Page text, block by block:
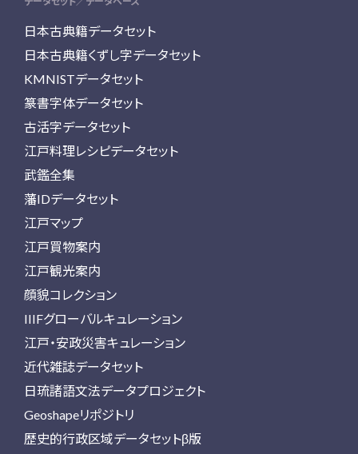
日本古典籍データセット
日本古典籍くずし字データセット
KMNISTデータセット
篆書字体データセット
古活字データセット
江戸料理レシピデータセット
武鑑全集
藩IDデータセット
江戸マップ
江戸買物案内
江戸観光案内
顔貌コレクション
IIIFグローバルキュレーション
江戸・安政災害キュレーション
近代雑誌データセット
日琉諸語文法データプロジェクト
Geoshapeリポジトリ
歴史的行政区域データセットβ版